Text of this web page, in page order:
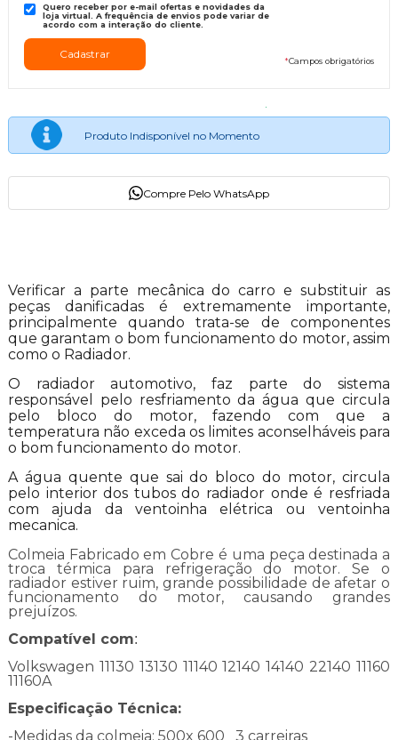
Quero receber por e-mail ofertas e novidades da
loja virtual. A frequência de envios pode variar de
acordo com a interação do cliente.
*Campos obrigatórios
Produto Indisponível no Momento
Compre Pelo WhatsApp
Verificar a parte mecânica do carro e substituir as
peças danificadas é extremamente importante,
principalmente quando trata-se de componentes
que garantam o bom funcionamento do motor, assim
como o Radiador.
O radiador automotivo, faz parte do sistema
responsável pelo resfriamento da água que circula
pelo bloco do motor, fazendo com que a
temperatura não exceda os limites aconselháveis para
o bom funcionamento do motor.
A água quente que sai do bloco do motor, circula
pelo interior dos tubos do radiador onde é resfriada
com ajuda da ventoinha elétrica ou ventoinha
mecanica.
Colmeia Fabricado em Cobre é uma peça destinada a
troca térmica para refrigeração do motor. Se o
radiador estiver ruim, grande possibilidade de afetar o
funcionamento do motor, causando grandes
prejuízos.
Compatível com:
Volkswagen 11130 13130 11140 12140 14140 22140 11160
11160A
Especificação Técnica:
-Medidas da colmeia: 500x 600 3 carreiras